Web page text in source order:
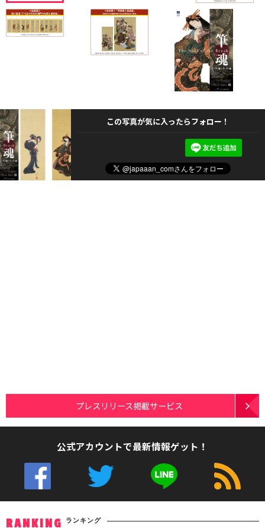
この写真が気に入ったらフォロー！
プレスリリース掲載サービス
公式アカウントで最新情報ゲット！
RANKING ランキング